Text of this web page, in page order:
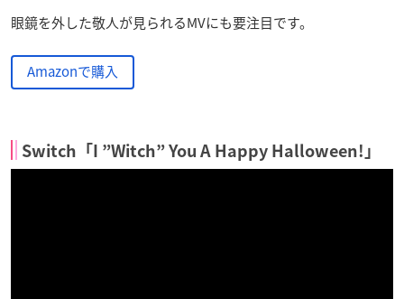
眼鏡を外した敬人が見られるMVにも要注目です。
Amazonで購入
Switch「I ”Witch” You A Happy Halloween!」